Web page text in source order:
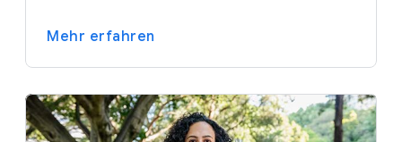
Mehr erfahren